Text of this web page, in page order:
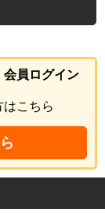
会員ログイン
はこちら